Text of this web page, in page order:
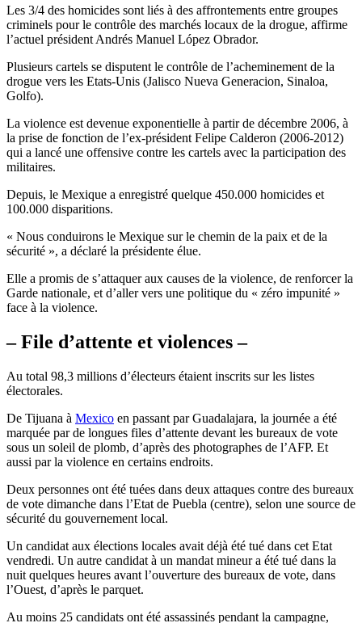
Les 3/4 des homicides sont liés à des affrontements entre groupes
criminels pour le contrôle des marchés locaux de la drogue, affirme
l’actuel président Andrés Manuel López Obrador.
Plusieurs cartels se disputent le contrôle de l’acheminement de la
drogue vers les Etats-Unis (Jalisco Nueva Generacion, Sinaloa,
Golfo).
La violence est devenue exponentielle à partir de décembre 2006, à
la prise de fonction de l’ex-président Felipe Calderon (2006-2012)
qui a lancé une offensive contre les cartels avec la participation des
militaires.
Depuis, le Mexique a enregistré quelque 450.000 homicides et
100.000 disparitions.
« Nous conduirons le Mexique sur le chemin de la paix et de la
sécurité », a déclaré la présidente élue.
Elle a promis de s’attaquer aux causes de la violence, de renforcer la
Garde nationale, et d’aller vers une politique du « zéro impunité »
face à la violence.
– File d’attente et violences –
Au total 98,3 millions d’électeurs étaient inscrits sur les listes
électorales.
De Tijuana à Mexico en passant par Guadalajara, la journée a été
marquée par de longues files d’attente devant les bureaux de vote
sous un soleil de plomb, d’après des photographes de l’AFP. Et
aussi par la violence en certains endroits.
Deux personnes ont été tuées dans deux attaques contre des bureaux
de vote dimanche dans l’Etat de Puebla (centre), selon une source de
sécurité du gouvernement local.
Un candidat aux élections locales avait déjà été tué dans cet Etat
vendredi. Un autre candidat à un mandat mineur a été tué dans la
nuit quelques heures avant l’ouverture des bureaux de vote, dans
l’Ouest, d’après le parquet.
Au moins 25 candidats ont été assassinés pendant la campagne,